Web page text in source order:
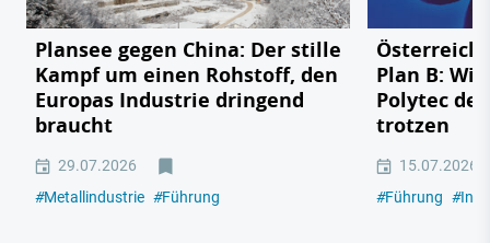
Plansee gegen China: Der stille
Kampf um einen Rohstoff, den
Europas Industrie dringend
braucht
29.07.2026
#Metallindustrie #Führung
Plan B:
Polytec
trotzen
15.07.2026
#Führung #